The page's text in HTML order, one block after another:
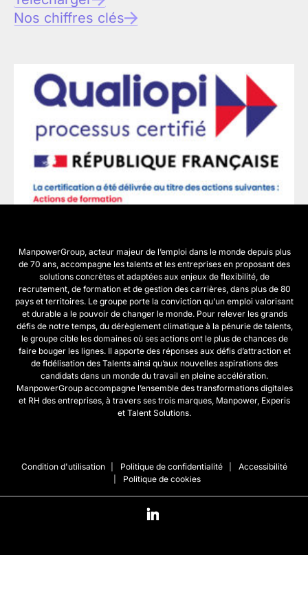
Nos chiffres clés
ManpowerGroup, acteur majeur de l’emploi dans le monde depuis plus
de 70 ans, accompagne les talents et les entreprises en proposant des
solutions concrètes et adaptées aux enjeux de flexibilité, de
recrutement, de formation et de gestion des carrières, dans plus de 80
pays et territoires. Le groupe porte la conviction qu’un emploi valorisant
et durable a le pouvoir de changer le monde. Pour relever les grands
défis de notre temps, du dérèglement climatique à la pénurie de talents,
le groupe cible les domaines où ses actions ont le plus de chances de
faire bouger les lignes. Il apporte des réponses aux défis d’attraction et
de fidélisation des Talents ainsi qu’aux nouvelles aspirations des
candidats dans un monde du travail en pleine accélération.
ManpowerGroup accompagne l’ensemble des transformations digitales
et RH des entreprises, à travers ses trois marques, Manpower, Experis
et Talent Solutions.
Condition d'utilisation Politique de confidentialité
Accessibilité
Politique de cookies